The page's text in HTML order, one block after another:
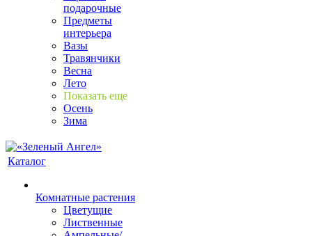
подарочные
Предметы
интерьера
Вазы
Травянчики
Весна
Лето
Показать еще
Осень
Зима
Каталог
Комнатные растения
Цветущие
Лиственные